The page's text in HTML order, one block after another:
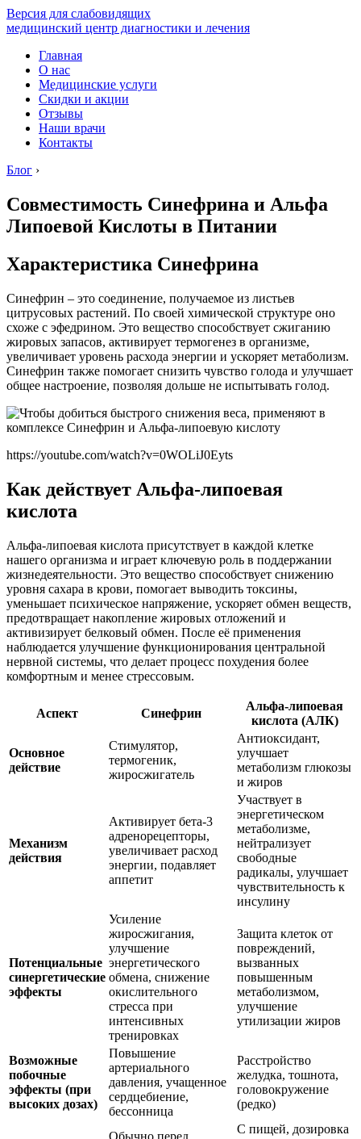
Версия для слабовидящих
медицинский центр диагностики и лечения
Главная
О нас
Медицинские услуги
Скидки и акции
Отзывы
Наши врачи
Контакты
Блог ›
Совместимость Синефрина и Альфа
Липоевой Кислоты в Питании
Характеристика Синефрина
Синефрин – это соединение, получаемое из листьев
цитрусовых растений. По своей химической структуре оно
схоже с эфедрином. Это вещество способствует сжиганию
жировых запасов, активирует термогенез в организме,
увеличивает уровень расхода энергии и ускоряет метаболизм.
Синефрин также помогает снизить чувство голода и улучшает
общее настроение, позволяя дольше не испытывать голод.
https://youtube.com/watch?v=0WOLiJ0Eyts
Как действует Альфа-липоевая
кислота
Альфа-липоевая кислота присутствует в каждой клетке
нашего организма и играет ключевую роль в поддержании
жизнедеятельности. Это вещество способствует снижению
уровня сахара в крови, помогает выводить токсины,
уменьшает психическое напряжение, ускоряет обмен веществ,
предотвращает накопление жировых отложений и
активизирует белковый обмен. После её применения
наблюдается улучшение функционирования центральной
нервной системы, что делает процесс похудения более
комфортным и менее стрессовым.
Аспект Синефрин
Альфа-липоевая
кислота (АЛК)
Основное
действие
Стимулятор,
термогеник,
жиросжигатель
Антиоксидант,
улучшает
метаболизм глюкозы
и жиров
Механизм
действия
Активирует бета-3
адренорецепторы,
увеличивает расход
энергии, подавляет
аппетит
Участвует в
энергетическом
метаболизме,
нейтрализует
свободные
радикалы, улучшает
чувствительность к
инсулину
Потенциальные
синергетические
эффекты
Усиление
жиросжигания,
улучшение
энергетического
обмена, снижение
окислительного
стресса при
интенсивных
тренировках
Защита клеток от
повреждений,
вызванных
повышенным
метаболизмом,
улучшение
утилизации жиров
Возможные
побочные
эффекты (при
высоких дозах)
Повышение
артериального
давления, учащенное
сердцебиение,
бессонница
Расстройство
желудка, тошнота,
головокружение
(редко)
Обычно перед
С пищей, дозировка